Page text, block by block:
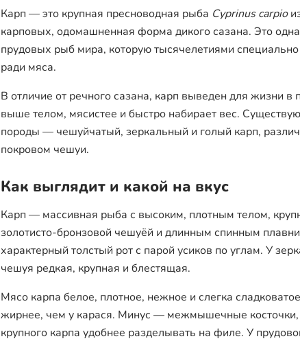
Карп — это крупная пресноводная рыба Cyprinus carpio
карповых, одомашненная форма дикого сазана. Это
прудовых рыб мира, которую тысячелетиями
ради мяса.
В отличие от речного сазана, карп выведен для жизни в
выше телом, мясистее и быстро набирает вес.
породы — чешуйчатый, зеркальный и голый карп,
покровом чешуи.
Как выглядит и какой на вкус
Карп — массивная рыба с высоким, плотным телом,
золотисто-бронзовой чешуёй и длинным спинным
характерный толстый рот с парой усиков по углам. У
чешуя редкая, крупная и блестящая.
Мясо карпа белое, плотное, нежное и слегка
жирнее, чем у карася. Минус — межмышечные косточки,
крупного карпа удобнее разделывать на филе. У